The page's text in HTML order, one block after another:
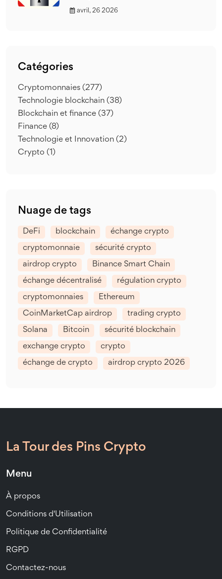
avril, 26 2026
Catégories
Cryptomonnaies (277)
Technologie blockchain (38)
Blockchain et finance (37)
Finance (8)
Technologie et Innovation (2)
Crypto (1)
Nuage de tags
DeFi blockchain échange crypto
cryptomonnaie sécurité crypto
airdrop crypto Binance Smart Chain
échange décentralisé régulation crypto
cryptomonnaies Ethereum
CoinMarketCap airdrop trading crypto
Solana Bitcoin sécurité blockchain
exchange crypto crypto
échange de crypto airdrop crypto 2026
La Tour des Pins Crypto
Menu
À propos
Conditions d'Utilisation
Politique de Confidentialité
RGPD
Contactez-nous